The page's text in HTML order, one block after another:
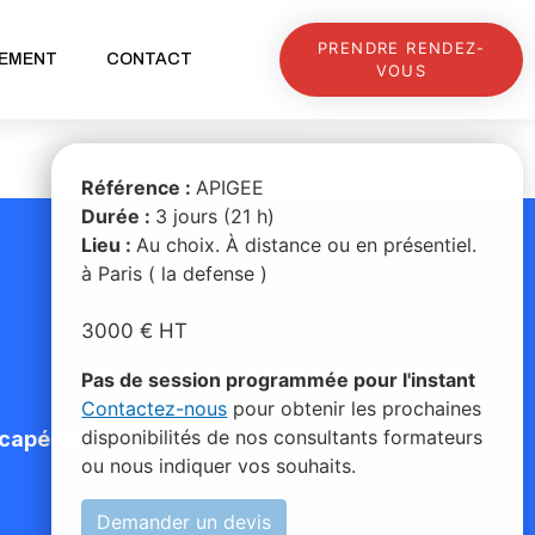
CONTACT
PRENDRE RENDEZ-
VOUS
Référence :APIGEE
Durée : 3 jours (21 h)
Lieu :Au choix. À distance ou en présentiel.
à Paris ( la defense )
3000€ HT
Pas de session programmée pour l'instant
Contactez-nous pour obtenir les prochaines
disponibilités de nos consultants formateurs
ou nous indiquer vos souhaits.
Demander un devis